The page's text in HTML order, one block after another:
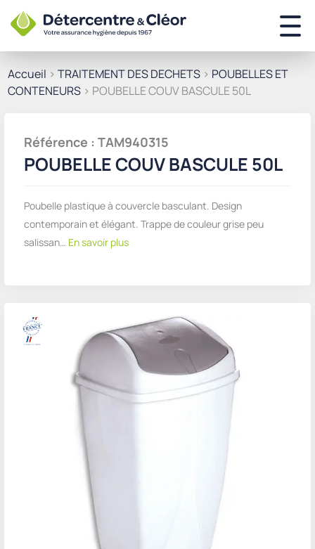
Accueil > TRAITEMENT DES DECHETS > POUBELLES ET
CONTENEURS > POUBELLE COUV BASCULE 50L
Référence : TAM940315
POUBELLE COUV BASCULE 50L
Poubelle plastique à couvercle basculant. Design
contemporain et élégant. Trappe de couleur grise peu
salissan… En savoir plus